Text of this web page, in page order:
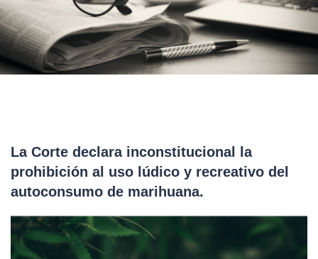
La Corte declara inconstitucional la
prohibición al uso lúdico y recreativo del
autoconsumo de marihuana.